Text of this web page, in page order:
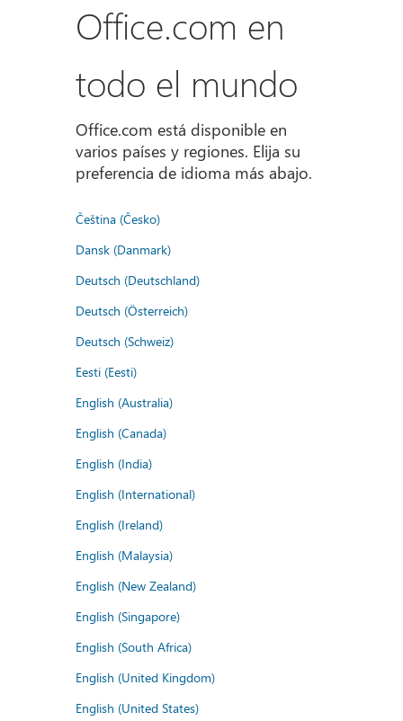
Office.com en
todo el mundo
Office.com está disponible en
varios países y regiones. Elija su
preferencia de idioma más abajo.
Čeština (Česko)
Dansk (Danmark)
Deutsch (Deutschland)
Deutsch (Österreich)
Deutsch (Schweiz)
Eesti (Eesti)
English (Australia)
English (Canada)
English (India)
English (International)
English (Ireland)
English (Malaysia)
English (New Zealand)
English (Singapore)
English (South Africa)
English (United Kingdom)
English (United States)